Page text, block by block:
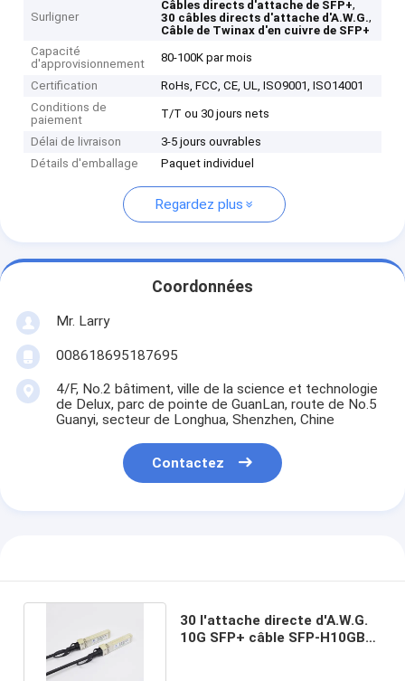
Surligner
Câbles directs d'attache de SFP+,
30 câbles directs d'attache d'A.W.G.,
Câble de Twinax d'en cuivre de SFP+
Capacité
d'approvisionnement
80-100K par mois
Certification
RoHs, FCC, CE, UL, ISO9001, ISO14001
Conditions de
paiement
T/T ou 30 jours nets
Délai de livraison
3-5 jours ouvrables
Détails d'emballage
Paquet individuel
Regardez plus
Coordonnées
Mr. Larry
008618695187695
4/F, No.2 bâtiment, ville de la science et technologie
de Delux, parc de pointe de GuanLan, route de No.5
Guanyi, secteur de Longhua, Shenzhen, Chine
Contactez
30 l'attache directe d'A.W.G.
10G SFP+ câble SFP-H10GB-